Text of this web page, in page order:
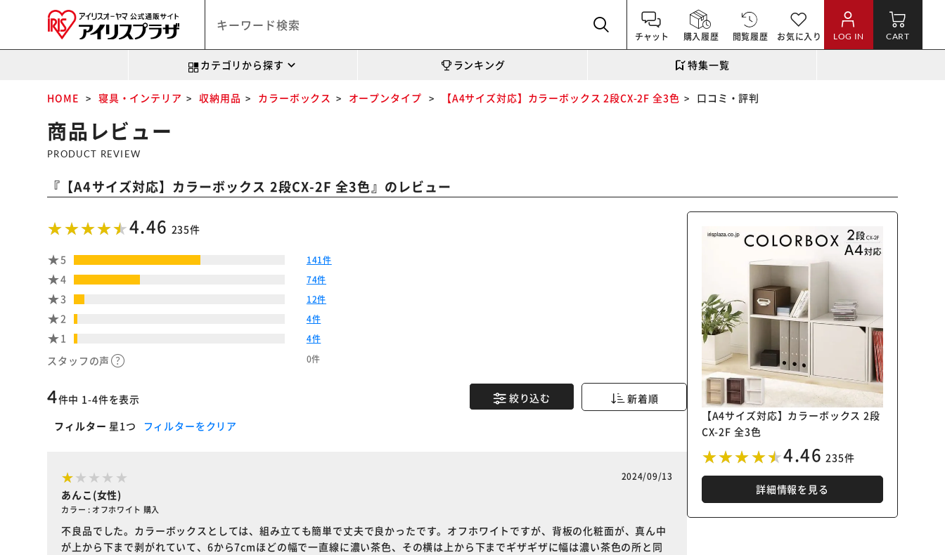
チャット 購入履歴 閲覧履歴 お気に入り LOG IN CART
カテゴリから探す ランキング 特集一覧
HOME 寝具・インテリア 収納用品 カラーボックス オープンタイプ 【A4サイズ対応】カラーボックス 2段CX-2F 全3色 口コミ・評判
商品レビュー
PRODUCT REVIEW
『 【A4サイズ対応】カラーボックス 2段CX-2F 全3色』のレビュー
【A4サイズ対応】カラーボックス 2段
CX-2F 全3色
4.46 235件
詳細情報を見る
4.46 235件
5 141件
4 74件
3 12件
2 4件
1 4件
スタッフの声 0件
絞り込む 新着順
4件中 1-4件を表示
フィルター 星1つ フィルターをクリア
2024/09/13
あんこ(女性)
カラー : オフホワイト 購入
不良品でした。カラーボックスとしては、組み立ても簡単で丈夫で良かったです。オフホワイトですが、背板の化粧面が、真ん中
が上から下まで剥がれていて、6から7cmほどの幅で一直線に濃い茶色、その横は上から下までギザギザに幅は濃い茶色の所と同